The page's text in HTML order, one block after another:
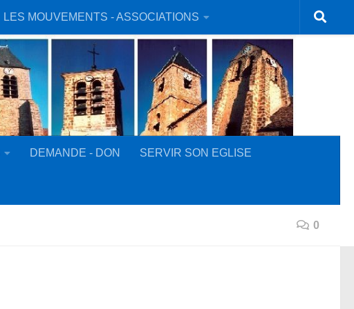
LES MOUVEMENTS - ASSOCIATIONS
DEMANDE - DON SERVIR SON EGLISE
0